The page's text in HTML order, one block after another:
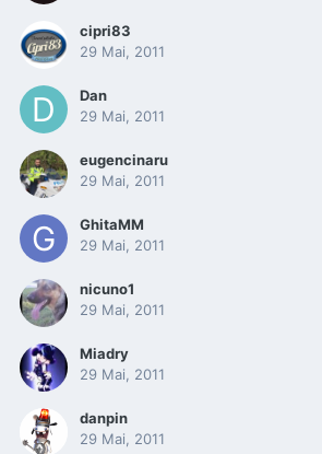
cipri83
29 Mai, 2011
Dan
29 Mai, 2011
eugencinaru
29 Mai, 2011
GhitaMM
29 Mai, 2011
nicuno1
29 Mai, 2011
Miadry
29 Mai, 2011
danpin
29 Mai, 2011